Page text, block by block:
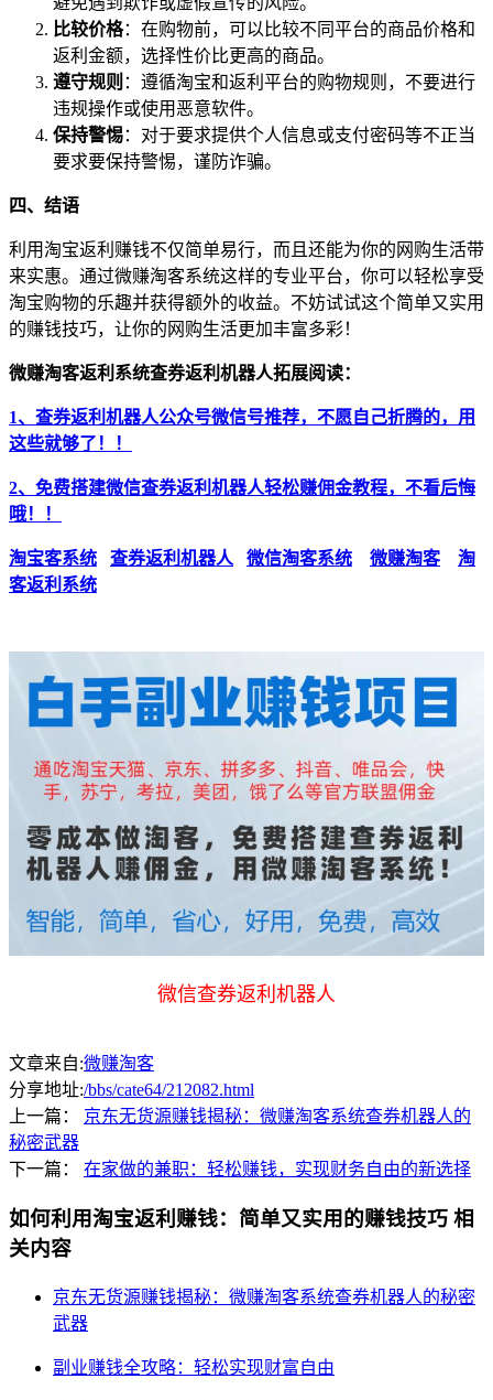
比较价格：在购物前，可以比较不同平台的商品价格和
返利金额，选择性价比更高的商品。
遵守规则 ：遵循淘宝和返利平台的购物规则，不要进行
违规操作或使用恶意软件。
保持警惕：对于要求提供个人信息或支付密码等不正当
要求要保持警惕，谨防诈骗。
四、结语
利用淘宝返利赚钱不仅简单易行，而且还能为你的网购生活带
来实惠。通过微赚淘客系统这样的专业平台，你可以轻松享受
淘宝购物的乐趣并获得额外的收益。不妨试试这个简单又实用
的赚钱技巧，让你的网购生活更加丰富多彩！
微赚淘客返利系统查券返利机器人拓展阅读：
1、查券返利机器人公众号微信号推荐，不愿自己折腾的，用
这些就够了！！
2、免费搭建微信查券返利机器人轻松赚佣金教程，不看后悔
哦！！
淘宝客系统 查券返利机器人 微信淘客系统 微赚淘客
淘
客返利系统
微信查券返利机器人
文章来自:微赚淘客
分享地址:/bbs/cate64/212082.html
上一篇： 京东无货源赚钱揭秘：微赚淘客系统查券机器人的
秘密武器
下一篇： 在家做的兼职：轻松赚钱，实现财务自由的新选择
如何利用淘宝返利赚钱：简单又实用的赚钱技巧 相
关内容
京东无货源赚钱揭秘：微赚淘客系统查券机器人的秘密
武器
副业赚钱全攻略：轻松实现财富自由